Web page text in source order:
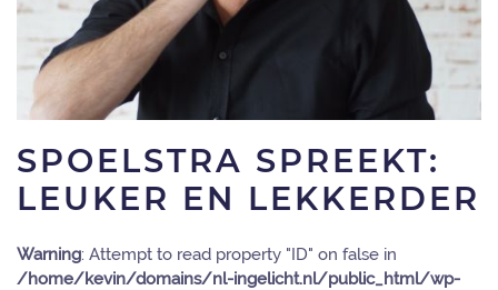
SPOELSTRA SPREEKT:
LEUKER EN LEKKERDER
Warning: Attempt to read property "ID" on false in
/home/kevin/domains/nl-ingelicht.nl/public_html/wp-